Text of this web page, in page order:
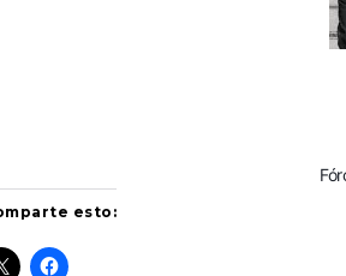
esto: